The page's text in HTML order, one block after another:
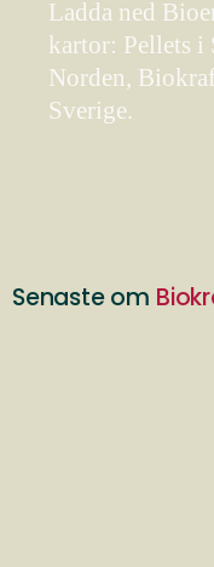
Ladda ned
kartor: Pellets
Norden,
Sverige.
Senaste om